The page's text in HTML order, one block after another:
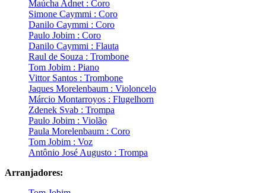
Maúcha Adnet : Coro
Simone Caymmi : Coro
Danilo Caymmi : Coro
Paulo Jobim : Coro
Danilo Caymmi : Flauta
Raul de Souza : Trombone
Tom Jobim : Piano
Vittor Santos : Trombone
Jaques Morelenbaum : Violoncelo
Márcio Montarroyos : Flugelhorn
Zdenek Svab : Trompa
Paulo Jobim : Violão
Paula Morelenbaum : Coro
Tom Jobim : Voz
Antônio José Augusto : Trompa
Arranjadores: